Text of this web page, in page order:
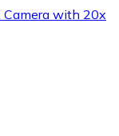
Camera with 20x